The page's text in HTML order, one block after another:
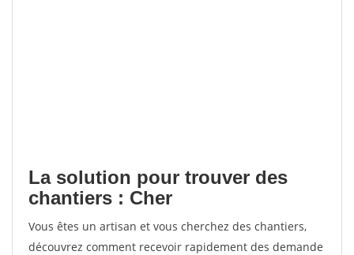
La solution pour trouver des
chantiers : Cher
Vous êtes un artisan et vous cherchez des chantiers,
découvrez comment recevoir rapidement des demande